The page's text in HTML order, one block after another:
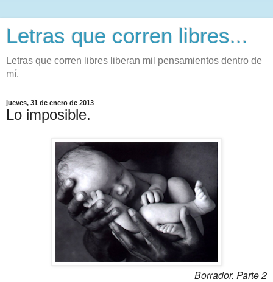
Letras que corren libres...
Letras que corren libres liberan mil pensamientos dentro de
mí.
jueves, 31 de enero de 2013
Lo imposible.
Borrador. Parte 2